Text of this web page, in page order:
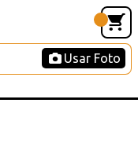
Usar Foto